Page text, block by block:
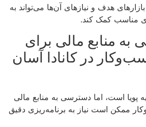
هدف و نیازهای آن‌ها می‌تواند به
مناسب کمک کند.
به منابع مالی برای
در کانادا آسان
پویا است، اما دسترسی به منابع مالی
ممکن است نیاز به برنامه‌ریزی دقیق